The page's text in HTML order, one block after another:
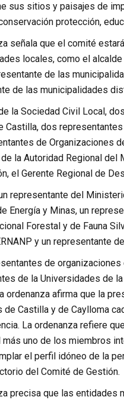
sus sitios y paisajes de
protección,
señala que el comité
locales, como el
de las
de las municipalidades
la Sociedad Civil Local,
Castilla, dos
de Organizaciones
la Autoridad Regional del
el Gerente Regional de
representante del
Energía y Minas, un
Forestal y de Fauna
y un representante
de organizaciones
de la Universidades de
ordenanza afirma que la
de Castilla y de Caylloma
La ordenanza refiere
uno de los miembros
el perfil idóneo de la
del Comité de Gestión.
precisa que las entidades